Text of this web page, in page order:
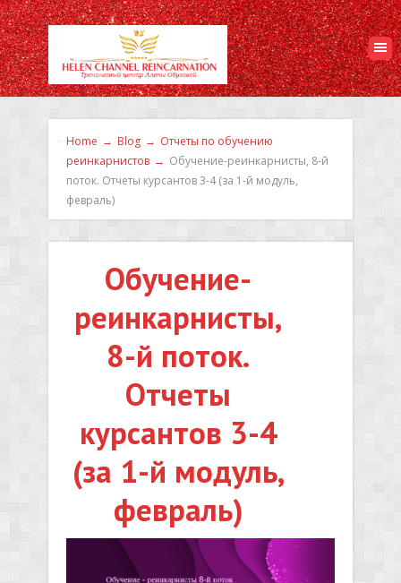
Home → Blog → Отчеты по обучению
реинкарнистов → Обучение-реинкарнисты, 8-й
поток. Отчеты курсантов 3-4 (за 1-й модуль,
февраль)
Обучение-
реинкарнисты,
8-й поток.
Отчеты
курсантов 3-4
(за 1-й модуль,
февраль)